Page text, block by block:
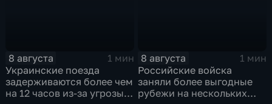
8 августа
1 мин
Украинские поезда
задерживаются более чем
на 12 часов из-за угрозы
8 августа
1 мин
Российские войска
заняли более выгодные
рубежи на нескольких